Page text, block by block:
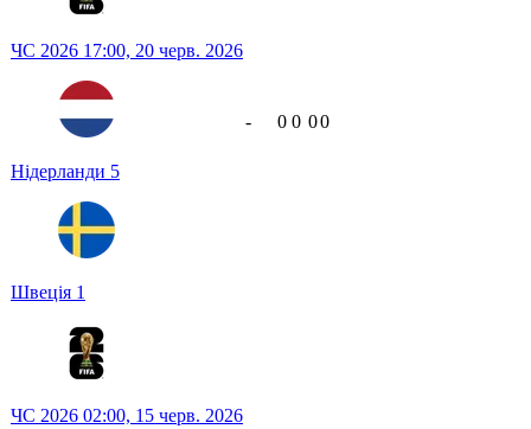
ЧС 2026 17:00, 20 черв. 2026
Нідерланди 5
Швеція 1
- 0 0 00
ЧС 2026 02:00, 15 черв. 2026